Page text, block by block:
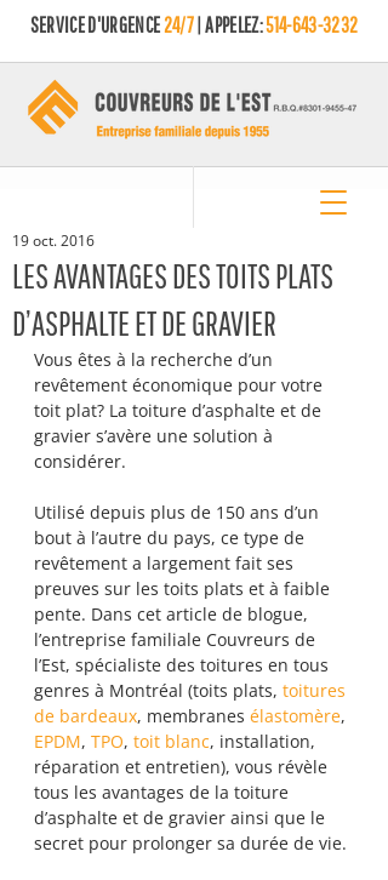
SERVICE D'URGENCE24/7| APPELEZ:514-643-3232
LES AVANTAGES DES TOITS PLATS
D’ASPHALTE ET DE GRAVIER
19 oct. 2016
Vous êtes à la recherche d’un
revêtement économique pour votre
toit plat? La toiture d’asphalte et de
gravier s’avère une solution à
considérer.
Utilisé depuis plus de 150 ans d’un
bout à l’autre du pays, ce type de
revêtement a largement fait ses
preuves sur les toits plats et à faible
pente. Dans cet article de blogue,
l’entreprise familiale Couvreurs de
l’Est, spécialiste des toitures en tous
genres à Montréal (toits plats, toitures
de bardeaux, membranes élastomère,
EPDM, TPO, toit blanc, installation,
réparation et entretien), vous révèle
tous les avantages de la toiture
d’asphalte et de gravier ainsi que le
secret pour prolonger sa durée de vie.